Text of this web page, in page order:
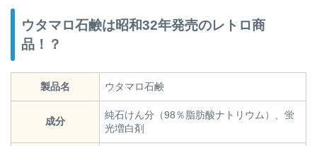
ウタマロ石鹸は昭和32年発売のレトロ商
品！？
製品名 ウタマロ石鹸
成分
純石けん分（98％脂肪酸ナトリウム）、蛍
光増白剤